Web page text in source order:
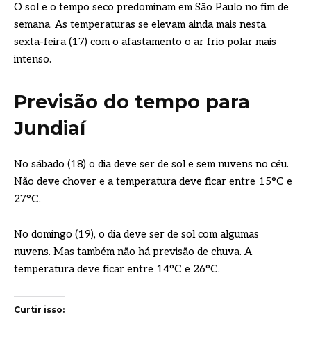
O sol e o tempo seco predominam em São Paulo no fim de
semana. As temperaturas se elevam ainda mais nesta
sexta-feira (17) com o afastamento o ar frio polar mais
intenso.
Previsão do tempo para
Jundiaí
No sábado (18) o dia deve ser de sol e sem nuvens no céu.
Não deve chover e a temperatura deve ficar entre 15°C e
27°C.
No domingo (19), o dia deve ser de sol com algumas
nuvens. Mas também não há previsão de chuva. A
temperatura deve ficar entre 14°C e 26°C.
Curtir isso: